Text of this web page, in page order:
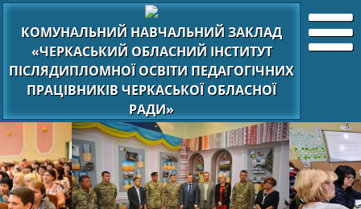
КОМУНАЛЬНИЙ НАВЧАЛЬНИЙ ЗАКЛАД
«ЧЕРКАСЬКИЙ ОБЛАСНИЙ ІНСТИТУТ
ПІСЛЯДИПЛОМНОЇ ОСВІТИ ПЕДАГОГІЧНИХ
ПРАЦІВНИКІВ ЧЕРКАСЬКОЇ ОБЛАСНОЇ
РАДИ»